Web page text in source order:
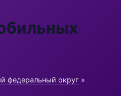
федеральный округ »